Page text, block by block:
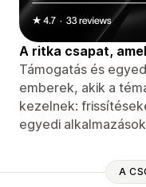
A ritka csapat,
Támogatás és
emberek, akik a
kezelnek:
egyedi
A